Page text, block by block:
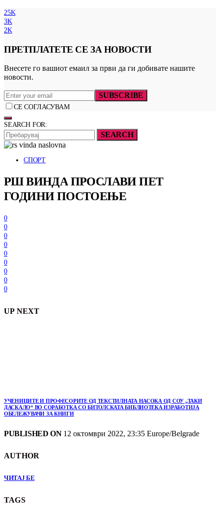
25K
3K
2K
ПРЕТПЛАТЕТЕ СЕ ЗА НОВОСТИ
Внесете го вашиот емаил за први да ги добивате нашите
новости.
SUBSCRIBE
СЕ СОГЛАСУВАМ
SEARCH FOR:
SEARCH
СПОРТ
РШ ВИНДА ПРОСЛАВИ ПЕТ
ГОДИНИ ПОСТОЕЊЕ
0
0
0
0
0
0
0
0
0
UP NEXT
УЧЕНИЦИТЕ И ПРОФЕСОРИТЕ ОД ТЕКСТИЛНАТА НАСОКА ОД СОУ „ТАКИ
ДАСКАЛО“ ВО СОРАБОТКА СО БИТОЛСКАТА БИБЛИОТЕКА ИЗРАБОТИЈА
ОБЕЛЕЖУВАЧИ ЗА КНИГИ
PUBLISHED ON12 октомври 2022, 23:35 Europe/Belgrade
AUTHOR
ЧИТАЈ БЕ
TAGS